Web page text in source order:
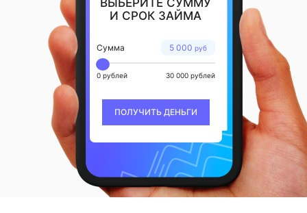
ВЫБЕРИТЕ СУММУ
И СРОК ЗАЙМА
5 000 руб
Сумма
0 рублей 30 000 рублей
ПОЛУЧИТЬ ДЕНЬГИ